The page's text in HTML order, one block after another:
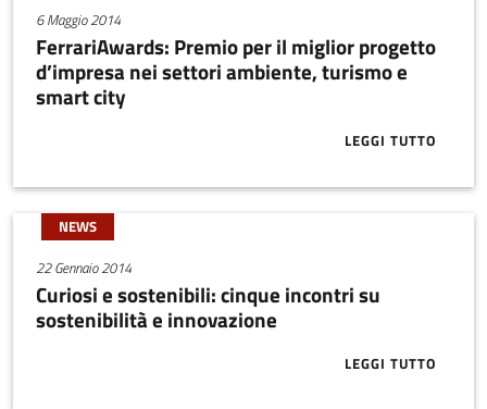
6 Maggio 2014
FerrariAwards: Premio per il miglior progetto
d’impresa nei settori ambiente, turismo e
smart city
LEGGI TUTTO
ABOUT
NEWS
22 Gennaio 2014
Curiosi e sostenibili: cinque incontri su
sostenibilità e innovazione
LEGGI TUTTO
ABOUT